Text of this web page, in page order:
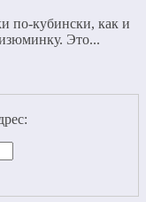
по-кубински, как и
Это...